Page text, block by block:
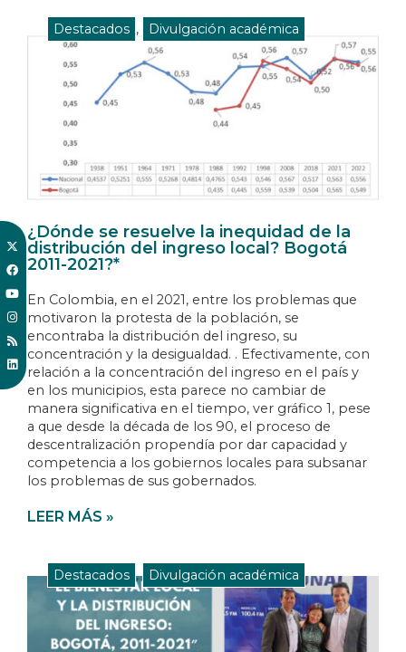
Destacados , Divulgación académica
¿Dónde se resuelve la inequidad de la
distribución del ingreso local? Bogotá
2011-2021?*
En Colombia, en el 2021, entre los problemas que
motivaron la protesta de la población, se
encontraba la distribución del ingreso, su
concentración y la desigualdad. . Efectivamente, con
relación a la concentración del ingreso en el país y
en los municipios, esta parece no cambiar de
manera significativa en el tiempo, ver gráfico 1, pese
a que desde la década de los 90, el proceso de
descentralización propendía por dar capacidad y
competencia a los gobiernos locales para subsanar
los problemas de sus gobernados.
LEER MÁS »
Destacados , Divulgación académica